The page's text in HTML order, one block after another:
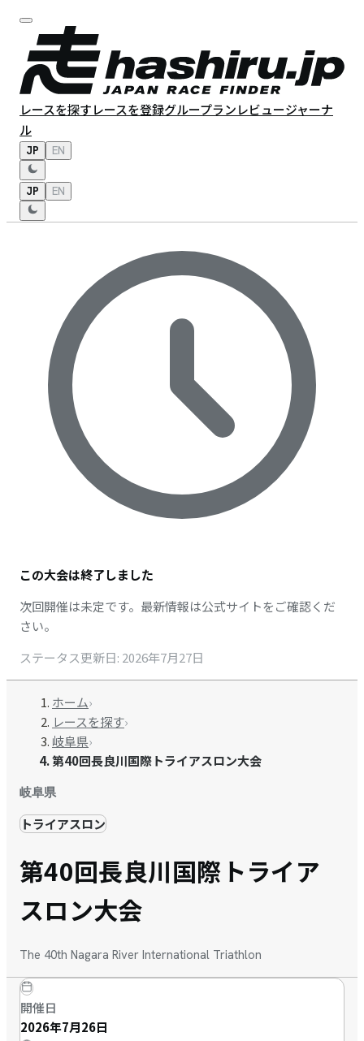
レースを探すレースを登録グループランレビュージャーナ
ル
JP EN
JP EN
この大会は終了しました
次回開催は未定です。最新情報は公式サイトをご確認くだ
さい。
ステータス更新日: 2026年7月27日
ホーム›
レースを探す›
岐阜県›
第40回長良川国際トライアスロン大会
岐阜県
トライアスロン
第40回長良川国際トライア
スロン大会
The 40th Nagara River International Triathlon
開催日
2026年7月26日